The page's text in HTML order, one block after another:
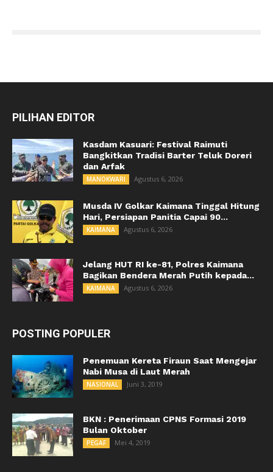
PILIHAN EDITOR
Kasdam Kasuari: Festival Raimuti
Bangkitkan Tradisi Barter Teluk Doreri
dan Arfak
MANOKWARI Agustus 6, 2026
Musda IV Golkar Kaimana Tinggal Hitung
Hari, Persiapan Panitia Capai 90...
KAIMANA Agustus 6, 2026
Jelang HUT RI ke-81, Polres Kaimana
Bagikan Bendera Merah Putih kepada...
KAIMANA Agustus 6, 2026
POSTING POPULER
Penemuan Kereta Firaun Saat Mengejar
Nabi Musa di Laut Merah
NASIONAL Juni 3, 2019
BKN : Penerimaan CPNS Formasi 2019
Bulan Oktober
PEGAF Mei 4, 2019